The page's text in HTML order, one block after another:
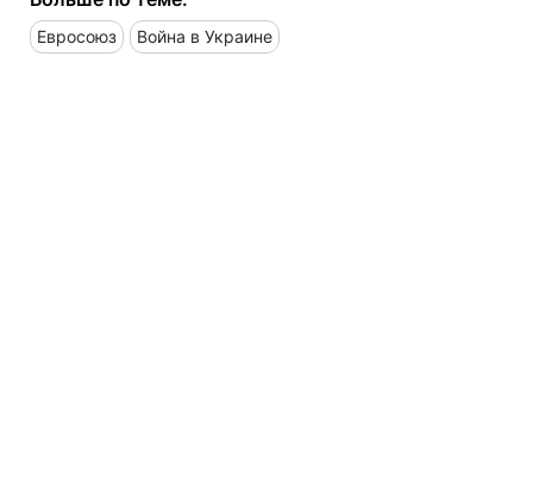
Евросоюз Война в Украине